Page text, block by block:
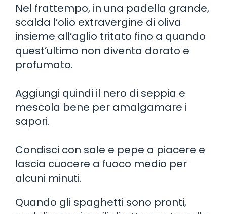
Nel frattempo, in una padella grande,
scalda l’olio extravergine di oliva
insieme all’aglio tritato fino a quando
quest’ultimo non diventa dorato e
profumato.
Aggiungi quindi il nero di seppia e
mescola bene per amalgamare i
sapori.
Condisci con sale e pepe a piacere e
lascia cuocere a fuoco medio per
alcuni minuti.
Quando gli spaghetti sono pronti,